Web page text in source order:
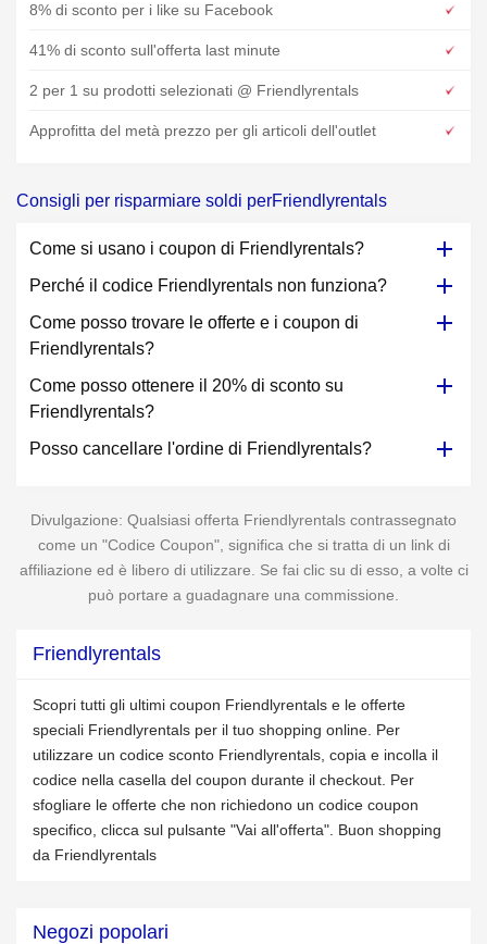
8% di sconto per i like su Facebook
41% di sconto sull'offerta last minute
2 per 1 su prodotti selezionati @ Friendlyrentals
Approfitta del metà prezzo per gli articoli dell'outlet
Consigli per risparmiare soldi perFriendlyrentals
Come si usano i coupon di Friendlyrentals?
Perché il codice Friendlyrentals non funziona?
Come posso trovare le offerte e i coupon di
Friendlyrentals?
Come posso ottenere il 20% di sconto su
Friendlyrentals?
Posso cancellare l'ordine di Friendlyrentals?
Divulgazione: Qualsiasi offerta Friendlyrentals contrassegnato
come un "Codice Coupon", significa che si tratta di un link di
affiliazione ed è libero di utilizzare. Se fai clic su di esso, a volte ci
può portare a guadagnare una commissione.
Friendlyrentals
Scopri tutti gli ultimi coupon Friendlyrentals e le offerte
speciali Friendlyrentals per il tuo shopping online. Per
utilizzare un codice sconto Friendlyrentals, copia e incolla il
codice nella casella del coupon durante il checkout. Per
sfogliare le offerte che non richiedono un codice coupon
specifico, clicca sul pulsante "Vai all'offerta". Buon shopping
da Friendlyrentals
Negozi popolari